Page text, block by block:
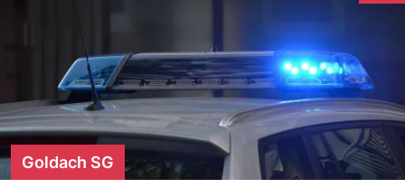
Goldach SG